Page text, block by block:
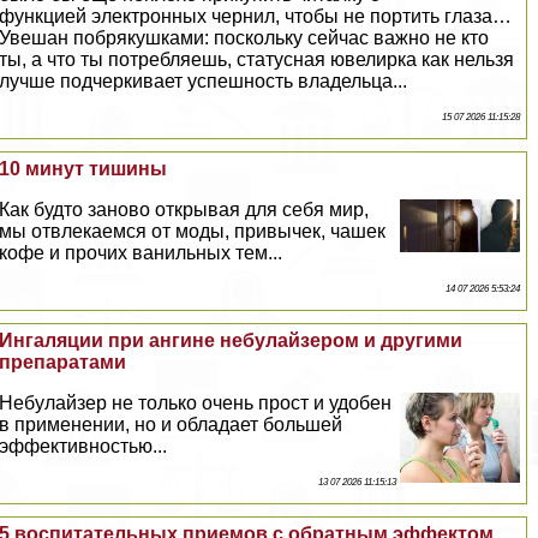
функцией электронных чернил, чтобы не портить глаза…
Увешан побрякушками: поскольку сейчас важно не кто
ты, а что ты потрeбляешь, статусная ювелирка как нельзя
лучше подчеркивает успешность владельца...
15 07 2026 11:15:28
10 минут тишины
Как будто заново открывая для себя мир,
мы отвлекаемся от моды, привычек, чашек
кофе и прочих ванильных тем...
14 07 2026 5:53:24
Ингаляции при ангине небулайзером и другими
препаратами
Небулайзер не только очень прост и удобен
в применении, но и обладает большей
эффективностью...
13 07 2026 11:15:13